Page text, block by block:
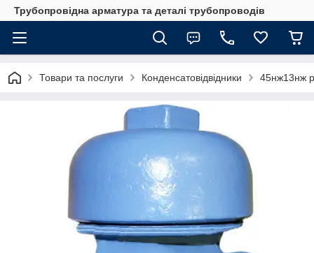
Трубопровідна арматура та деталі трубопроводів
Товари та послуги Конденсатовідвідники 45нж13нж